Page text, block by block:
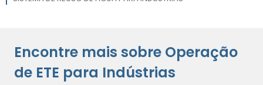
EQUIPAMENTO DE FILTRAÇÃO POR MEMBRANA PARA INDÚSTRIA
Encontre mais sobre Operação
de ETE para Indústrias